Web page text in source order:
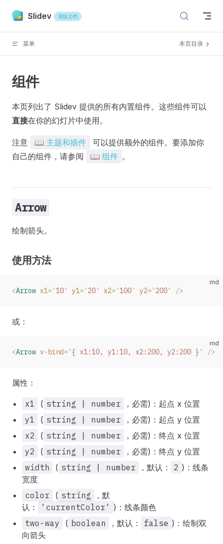
Skip to content
Slidev 新版文档
菜单 本页目录
组件
本页列出了 Slidev 提供的所有内置组件。这些组件可以
直接在你的幻灯片中使用。
注意 📖 主题和插件
📖 主题和插件
可以提供额外的组件。要添加你
自己的组件，请参阅
📖 组件
📖 组件 。
Arrow
绘制箭头。
使用方法
md
<Arrow x1="10" y1="20" x2="100" y2="200" />
或：
md
<Arrow v-bind="{ x1:10, y1:10, x2:200, y2:200 } " />
属性：
x1 ( string | number
，必需)：起点 x 位置
y1
( string | number
，必需)：起点 y 位置
x2
( string | number
，必需)：终点 x 位置
y2
( string | number
，必需)：终点 y 位置
width
( string | number ，默认： 2 )：线条
宽度
color
( string
，默
认：
'currentColor' )：线条颜色
two-way
( boolean ，默认： false )：绘制双
向箭头